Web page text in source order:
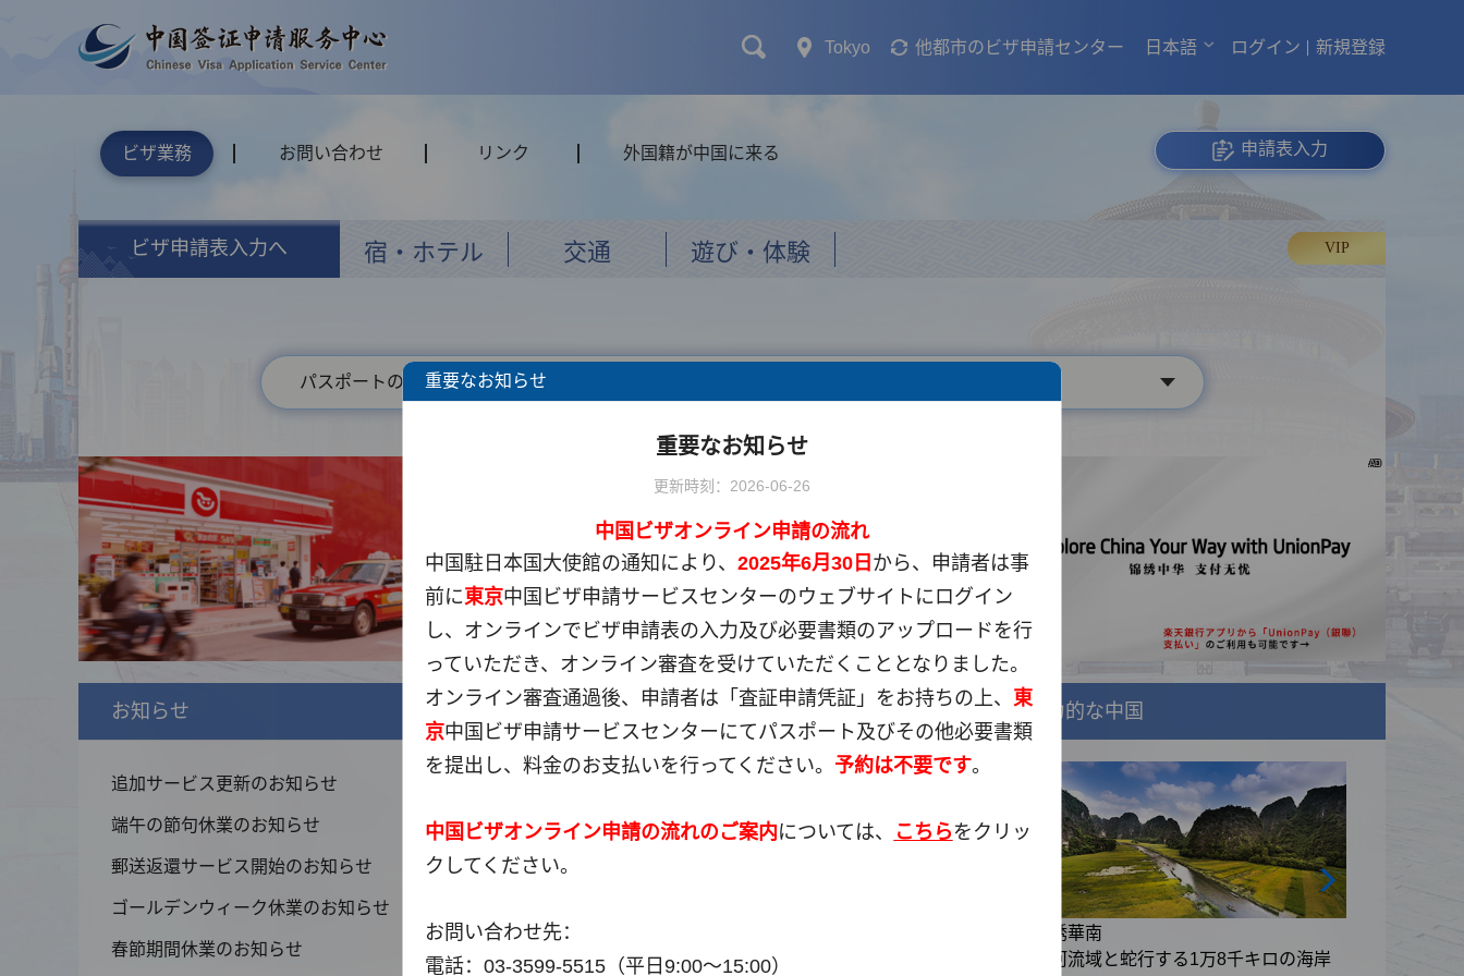
Tokyo 他都市のビザ申請センター 日本語 ログイン 新規登録
ビザ業務 お問い合わせ リンク 外国籍が中国に来る 申請表入力
ビザ申請表入力へ 宿・ホテル 交通 遊び・体験 VIP
パスポートの種類を選択してください
AD
お知らせ もっと見る
追加サービス更新のお知らせ
端午の節句休業のお知らせ 2026-06-08
郵送返還サービス開始のお知らせ 2026-04-16
ゴールデンウィーク休業のお知らせ
春節期間休業のお知らせ
ビザ情報
料金表
魅力的な中国
錦綉華南
黄河流域と蛇行する1万8千キロの海岸
黄河流域と蛇行する1万8千キロの海岸
錦綉華南
黄河流域と蛇行する1万8千キロの海岸
重要なお知らせ
重要なお知らせ
更新時刻：2026-06-26
中国ビザオンライン申請の流れ
中国駐日本国大使館の通知により、 2025年6月30日 から、申請者は事
前に東京中国ビザ申請サービスセンターのウェブサイトに ログイン
し、オンラインでビザ申請表の入力及び必要書類のアップロードを行
っていただき、オンライン審査を受けていただくこととなりました。
オンライン審査通過後、申請者は「査証申請凭証」を お持ちの上、 東
京中国ビザ申請サービスセンターにてパスポート 及びその他必要書類
を提出 し、料金のお支払いを行ってください。 予約は不要です。
中国ビザオンライン申請の流れのご案内 については、 こちら をクリッ
ク してください。
お問い合わせ先：
電話：03-3599-5515（平日9:00～15:00）